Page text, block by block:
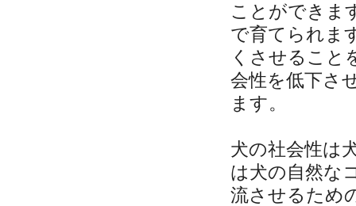
ことができま
で育てられま
くさせること
会性を低下さ
ます。
犬の社会性は
は犬の自然な
流させるため